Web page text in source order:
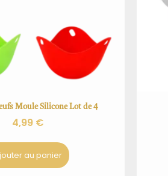
Moule Silicone Lot de 4
4,99 €
au panier